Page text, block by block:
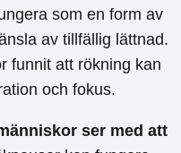
som en form av
av tillfällig lättnad.
funnit att rökning kan
och fokus.
ser med att